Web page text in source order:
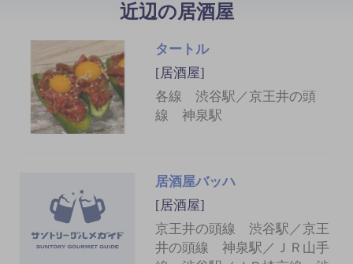
近辺の居酒屋
タートル
[居酒屋]
各線 渋谷駅／京王井の頭
線 神泉駅
居酒屋バッハ
[居酒屋]
京王井の頭線 渋谷駅／京王
井の頭線 神泉駅／ＪＲ山手